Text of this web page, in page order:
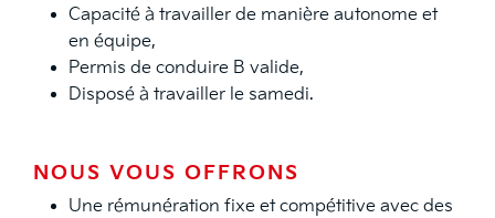
Capacité à travailler de manière autonome et
en équipe,
Permis de conduire B valide,
Disposé à travailler le samedi.
NOUS VOUS OFFRONS
Une rémunération f­ixe et compétitive avec des